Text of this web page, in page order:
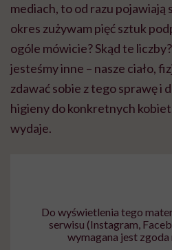
mediach, to od razu pojawiają
okres zużywam pięć sztuk
ogóle mówicie? Skąd te
jesteśmy inne – nasze ciało,
zdawać sobie z tego sprawę i
higieny do konkretnych
wydaje.
Do wyświetlenia tego
serwisu (Instagram,
wymagana jest zgoda